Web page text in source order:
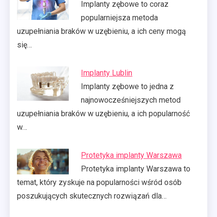
Implanty zębowe to coraz
popularniejsza metoda
uzupełniania braków w uzębieniu, a ich ceny mogą
się…
Implanty Lublin
Implanty zębowe to jedna z
najnowocześniejszych metod
uzupełniania braków w uzębieniu, a ich popularność
w…
Protetyka implanty Warszawa
Protetyka implanty Warszawa to
temat, który zyskuje na popularności wśród osób
poszukujących skutecznych rozwiązań dla…